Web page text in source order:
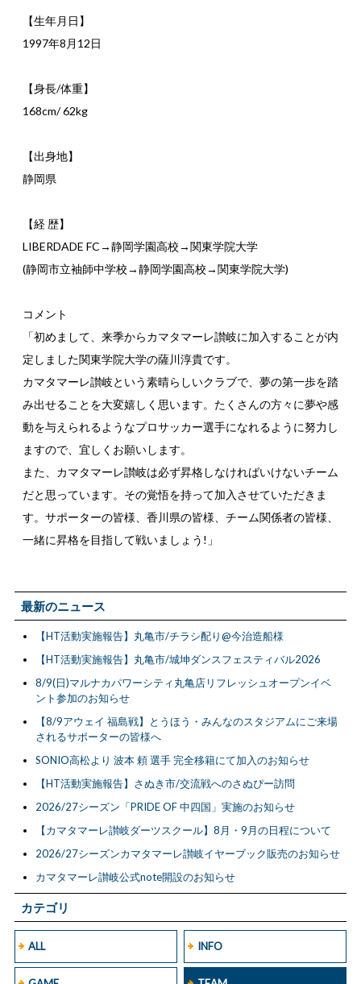
カテゴリ
ALL INFO
【生年月日】
1997年8月12日
【身長/体重】
168cm/ 62kg
【出身地】
静岡県
【経 歴】
LIBERDADE FC→静岡学園高校→関東学院大学
(静岡市立袖師中学校→静岡学園高校→関東学院大学)
コメント
「初めまして、来季からカマタマーレ讃岐に加入することが内
定しました関東学院大学の薩川淳貴です。
カマタマーレ讃岐という素晴らしいクラブで、夢の第一歩を踏
み出せることを大変嬉しく思います。たくさんの方々に夢や感
動を与えられるようなプロサッカー選手になれるように努力し
ますので、宜しくお願いします。
また、カマタマーレ讃岐は必ず昇格しなければいけないチーム
だと思っています。その覚悟を持って加入させていただきま
す。サポーターの皆様、香川県の皆様、チーム関係者の皆様、
一緒に昇格を目指して戦いましょう!」
最新のニュース
【HT活動実施報告】丸亀市/チラシ配り@今治造船様
【HT活動実施報告】丸亀市/城坤ダンスフェスティバル2026
8/9(日)マルナカパワーシティ丸亀店リフレッシュオープンイベ
ント参加のお知らせ
【8/9アウェイ 福島戦】とうほう・みんなのスタジアムにご来場
されるサポーターの皆様へ
SONIO高松より 波本 頼 選手 完全移籍にて加入のお知らせ
【HT活動実施報告】さぬき市/交流戦へのさぬぴー訪問
2026/27シーズン「PRIDE OF 中四国」実施のお知らせ
【カマタマーレ讃岐ダーツスクール】8月・9月の日程について
2026/27シーズンカマタマーレ讃岐イヤーブック販売のお知らせ
カマタマーレ讃岐公式note開設のお知らせ